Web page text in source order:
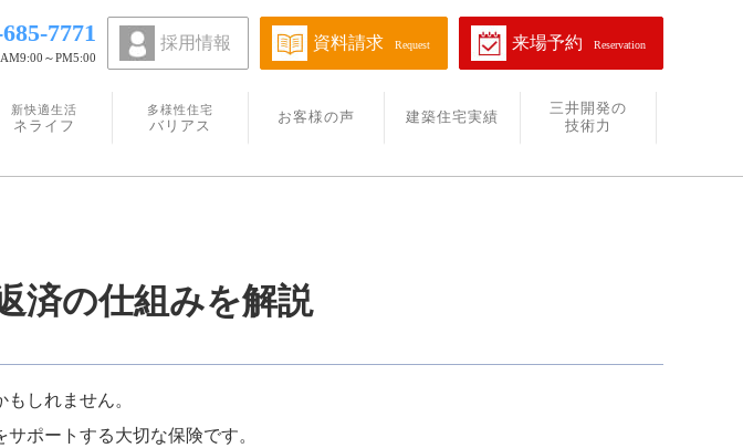
7771
～PM5:00
採用情報 資料請求 Request 来場予約 Reservation
新快適生活
ネライフ
多様性住宅
バリアス お客様の声 建築住宅実績
三井開発の
技術力
済の仕組みを解説
しれません。
ポートする大切な保険です。